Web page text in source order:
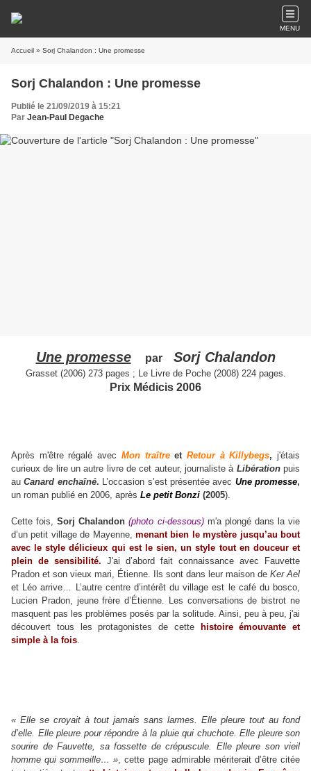
MENU
Accueil » Sorj Chalandon : Une promesse
Sorj Chalandon : Une promesse
Publié le 21/09/2019 à 15:21
Par Jean-Paul Degache
Une promesse par Sorj Chalandon
Grasset (2006) 273 pages ; Le Livre de Poche (2008) 224 pages.
Prix Médicis 2006
Après m'être régalé avec Mon traîtreet Retour à Killybegs,j'étais
curieux de lire un autre livre de cet auteur, journaliste à Libération puis
auCanard enchaîné. L’occasion s’est présentée avec Une promesse,
un roman publié en 2006, après Le petit Bonzi (2005).
Cette fois,Sorj Chalandon (photo ci-dessous)m'a plongé dans la vie
d’un petit village de Mayenne, menant bien le mystère jusqu’au bout
avec le style délicieux qui est le sien, un style tout en douceur et
plein de sensibilité. J'ai d’abord fait connaissance avec Fauvette
Pradon et son vieux mari, Étienne. Ils sont dans leur maison de Ker Ael
et Léo arrive… L’autre centre d’intérêt du village est le café du bosco,
Lucien Pradon, jeune frère d’Étienne. Les conversations de bistrot ne
masquent pas les problèmes posés par la solitude. Ainsi, peu à peu, j'ai
découvert tous les protagonistes de cette
histoire émouvante et
simple à la fois.
« Elle se croyait à tout jamais sans larmes. Elle pleure tout au fond
d’elle. Elle pleure pour répondre à la pluie qui chuchote. Elle pleure son
sourire de Fauvette, sa fossette de crépuscule. Elle pleure son vieil
homme qui sommeille… », cette page admirable mériterait d’être citée